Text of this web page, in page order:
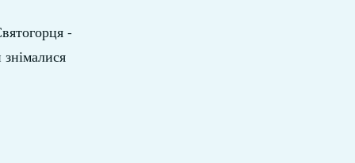
-